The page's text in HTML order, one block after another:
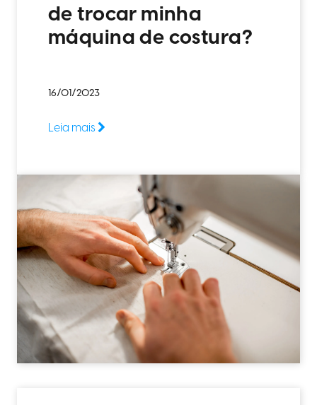
de trocar minha
máquina de costura?
16/01/2023
Leia mais